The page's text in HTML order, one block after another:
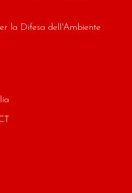
la Difesa dell'Ambiente